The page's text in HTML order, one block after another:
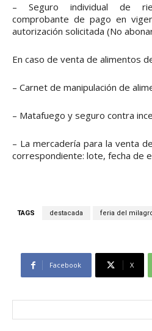
– Seguro individual de
comprobante de pago en
autorización solicitada (No
En caso de venta de alimentos
– Carnet de manipulación de
– Matafuego y seguro contra
– La mercadería para la venta
correspondiente: lote, fecha de
TAGS destacada feria del
Facebook X